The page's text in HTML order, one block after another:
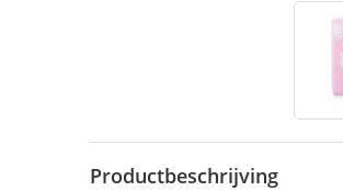
Productbeschrijving